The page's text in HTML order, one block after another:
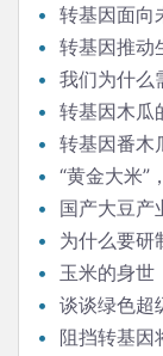
转基因面向
转基因推动
我们为什么
转基因木瓜
转基因番木
“黄金大米”
国产大豆产
为什么要研
玉米的身世
谈谈绿色超
阻挡转基因